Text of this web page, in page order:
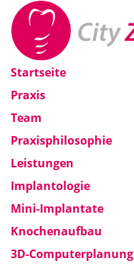
Startseite
Praxis
Team
Praxisphilosophie
Leistungen
Implantologie
Mini-Implantate
Knochenaufbau
3D-Computerplanung